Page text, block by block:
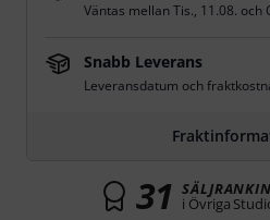
Väntas mellanTis., 11.08. och
Snabb Leverans
Leveransdatum och
31 i Övriga